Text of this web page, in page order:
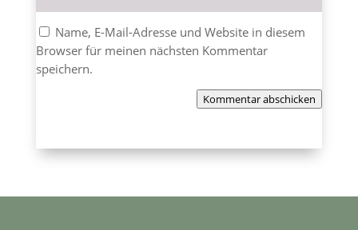
Name, E-Mail-Adresse und Website in diesem
Browser für meinen nächsten Kommentar
speichern.
Kommentar abschicken